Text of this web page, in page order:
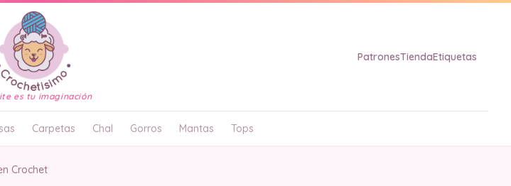
es tu imaginación
PatronesTiendaEtiquetas
Carpetas Chal Gorros Mantas Tops
Crochet